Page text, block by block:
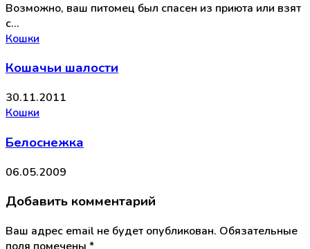
Возможно, ваш питомец был спасен из приюта или взят
с…
Кошки
Кошачьи шалости
30.11.2011
Кошки
Белоснежка
06.05.2009
Добавить комментарий
Ваш адрес email не будет опубликован. Обязательные